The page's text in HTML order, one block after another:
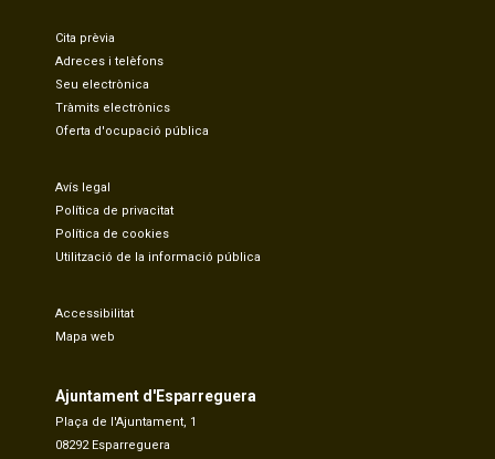
Cita prèvia
Adreces i telèfons
Seu electrònica
Tràmits electrònics
Oferta d'ocupació pública
Avís legal
Política de privacitat
Política de cookies
Utilització de la informació pública
Accessibilitat
Mapa web
Ajuntament d'Esparreguera
Plaça de l'Ajuntament, 1
08292 Esparreguera